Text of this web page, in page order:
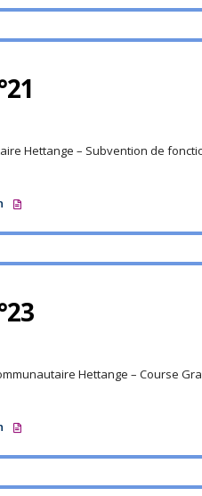
Hettange – Subvention de
Hettange – Course